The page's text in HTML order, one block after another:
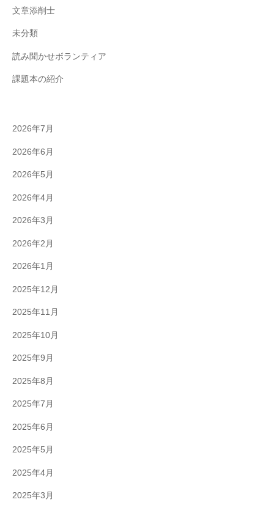
文章添削士
未分類
読み聞かせボランティア
課題本の紹介
2026年7月
2026年6月
2026年5月
2026年4月
2026年3月
2026年2月
2026年1月
2025年12月
2025年11月
2025年10月
2025年9月
2025年8月
2025年7月
2025年6月
2025年5月
2025年4月
2025年3月